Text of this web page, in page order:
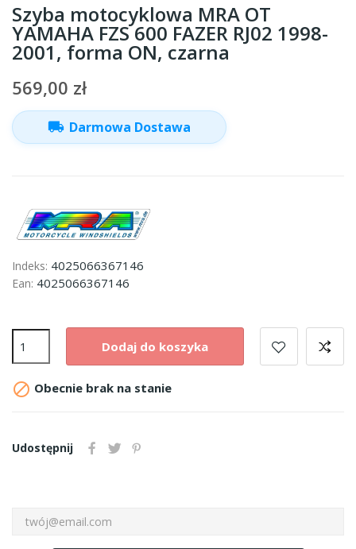
Szyba motocyklowa MRA OT
YAMAHA FZS 600 FAZER RJ02 1998-
2001, forma ON, czarna
569,00 zł
local_shipping Darmowa Dostawa
Indeks: 4025066367146
Ean: 4025066367146
Dodaj do koszyka
 Obecnie brak na stanie
Udostępnij